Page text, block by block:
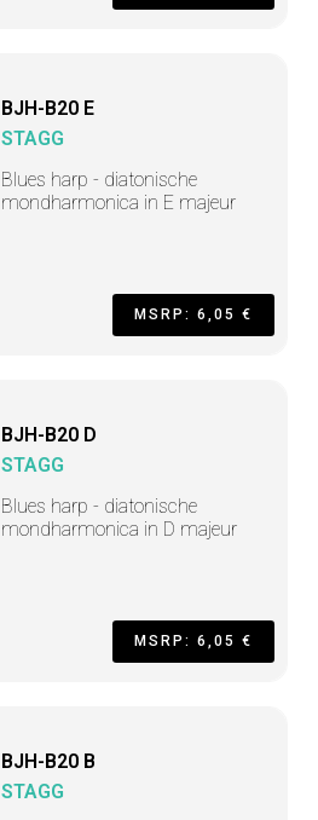
BJH-B20 E
STAGG
Blues harp - diatonische
mondharmonica in E majeur
MSRP: 6,05 €
BJH-B20 D
STAGG
Blues harp - diatonische
mondharmonica in D majeur
MSRP: 6,05 €
BJH-B20 B
STAGG